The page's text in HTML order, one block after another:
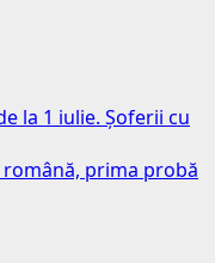
la 1 iulie. Șoferii cu
prima probă